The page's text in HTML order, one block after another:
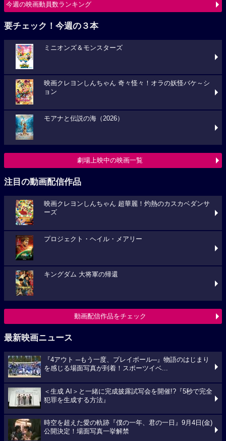
今週の映画動員数ランキング
要チェック！今週の３本
ミニオンズ＆モンスターズ
映画クレヨンしんちゃん 奇々怪々！オラの妖怪バケ～シ
ョン
モアナと伝説の海（2026）
劇場上映中の映画一覧
注目の動画配信作品
映画クレヨンしんちゃん 超華麗！灼熱のカスカベダンサ
ーズ
プロジェクト・ヘイル・メアリー
キングダム 大将軍の帰還
動画配信作品をチェック
最新映画ニュース
『4アウト ─もう一度、プレイボール─』物語のはじまり
を感じる場面写真が到着！スポーツイベ...
＜生成 AI＞と一緒に完成披露試写会を開催!?『5秒で完全
犯罪を生成する方法』
時空を超えた愛の軌跡『僕の一年、君の一日』9月4日(金)
公開決定！場面写真一挙解禁